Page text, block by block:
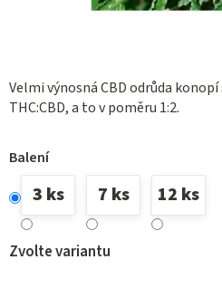
Velmi výnosná CBD odrůda
THC:CBD, a to v poměru 1:2.
Balení
3 ks 7 ks 12 ks
Zvolte variantu